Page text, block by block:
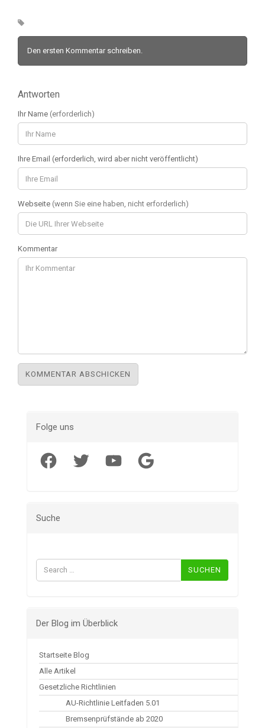
Den ersten Kommentar schreiben.
Antworten
Ihr Name (erforderlich)
Ihre Email (erforderlich, wird aber nicht veröffentlicht)
Webseite (wenn Sie eine haben, nicht erforderlich)
Kommentar
Folge uns
Facebook Twitter YouTube Google
Suche
Suchen
nach:
Der Blog im Überblick
Startseite Blog
Alle Artikel
Gesetzliche Richtlinien
AU-Richtlinie Leitfaden 5.01
Bremsenprüfstände ab 2020